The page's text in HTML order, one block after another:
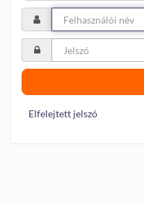
Elfelejtett jelszó